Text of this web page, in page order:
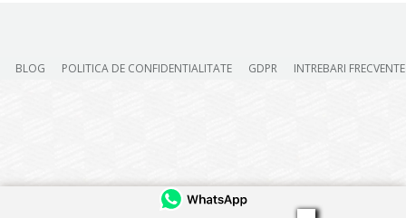
BLOG POLITICA DE CONFIDENTIALITATE GDPR INTREBARI FRECVENTE